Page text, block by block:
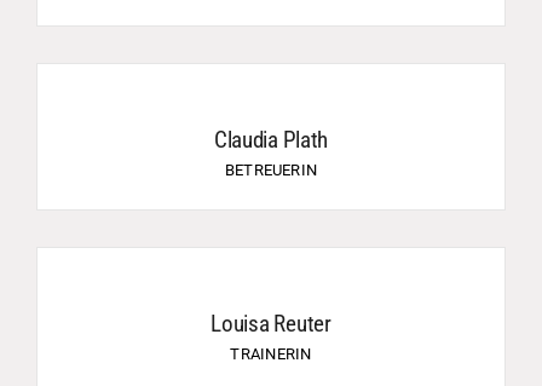
Claudia Plath
BETREUERIN
Louisa Reuter
TRAINERIN